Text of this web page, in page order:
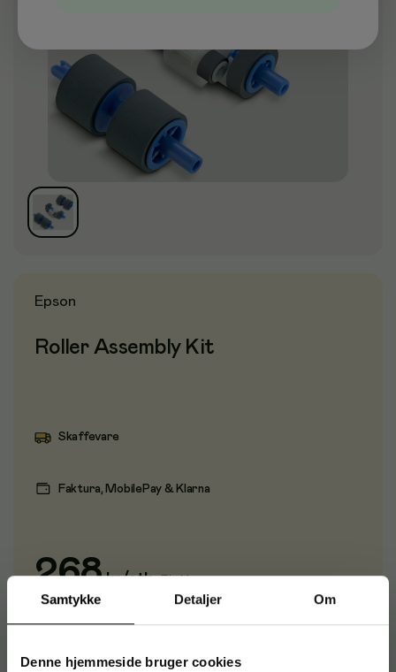
Samtykke Detaljer Om
Denne hjemmeside bruger cookies
Epson
Roller Assembly Kit
Skaffevare
Faktura, MobilePay & Klarna
268 kr/stk Ekskl. moms